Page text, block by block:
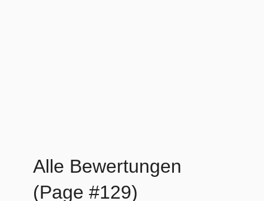
Alle Bewertungen
(Page #129)